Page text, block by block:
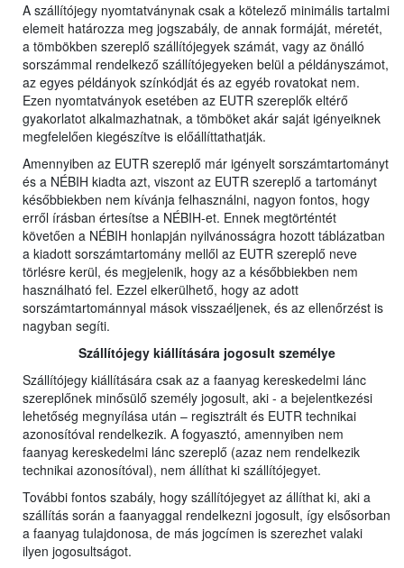
A szállítójegy nyomtatványnak csak a kötelező minimális tartalmi
elemeit határozza meg jogszabály, de annak formáját, méretét,
a tömbökben szereplő szállítójegyek számát, vagy az önálló
sorszámmal rendelkező szállítójegyeken belül a példányszámot,
az egyes példányok színkódját és az egyéb rovatokat nem.
Ezen nyomtatványok esetében az EUTR szereplők eltérő
gyakorlatot alkalmazhatnak, a tömböket akár saját igényeiknek
megfelelően kiegészítve is előállíttathatják.
Amennyiben az EUTR szereplő már igényelt sorszámtartományt
és a NÉBIH kiadta azt, viszont az EUTR szereplő a tartományt
későbbiekben nem kívánja felhasználni, nagyon fontos, hogy
erről írásban értesítse a NÉBIH-et. Ennek megtörténtét
követően a NÉBIH honlapján nyilvánosságra hozott táblázatban
a kiadott sorszámtartomány mellől az EUTR szereplő neve
törlésre kerül, és megjelenik, hogy az a későbbiekben nem
használható fel. Ezzel elkerülhető, hogy az adott
sorszámtartománnyal mások visszaéljenek, és az ellenőrzést is
nagyban segíti.
Szállítójegy kiállítására jogosult személye
Szállítójegy kiállítására csak az a faanyag kereskedelmi lánc
szereplőnek minősülő személy jogosult, aki - a bejelentkezési
lehetőség megnyílása után – regisztrált és EUTR technikai
azonosítóval rendelkezik. A fogyasztó, amennyiben nem
faanyag kereskedelmi lánc szereplő (azaz nem rendelkezik
technikai azonosítóval), nem állíthat ki szállítójegyet.
További fontos szabály, hogy szállítójegyet az állíthat ki, aki a
szállítás során a faanyaggal rendelkezni jogosult, így elsősorban
a faanyag tulajdonosa, de más jogcímen is szerezhet valaki
ilyen jogosultságot.